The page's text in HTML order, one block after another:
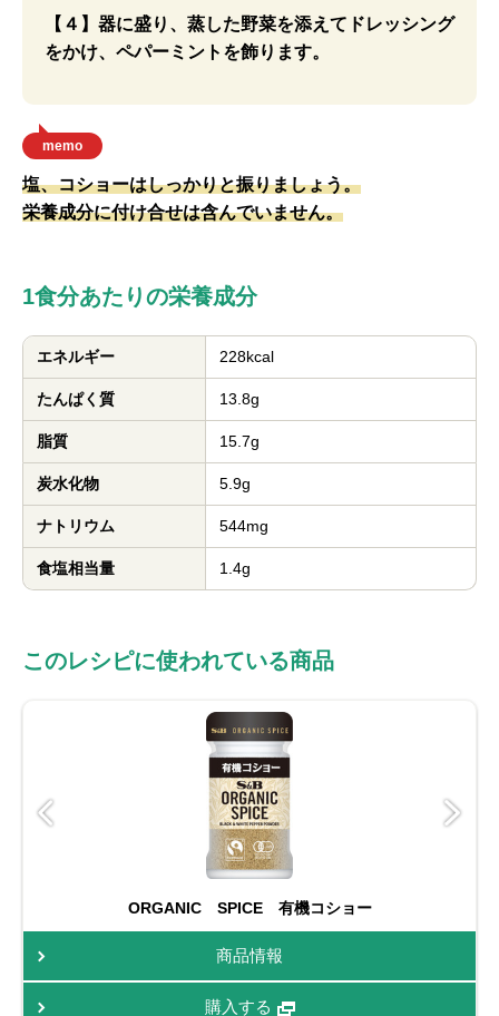
【４】器に盛り、蒸した野菜を添えてドレッシング
をかけ、ペパーミントを飾ります。
memo
塩、コショーはしっかりと振りましょう。
栄養成分に付け合せは含んでいません。
1食分あたりの栄養成分
エネルギー 228kcal
たんぱく質 13.8g
脂質 15.7g
炭水化物 5.9g
ナトリウム 544mg
食塩相当量 1.4g
このレシピに使われている商品
ORGANIC SPICE 有機コショー
商品情報
購入する